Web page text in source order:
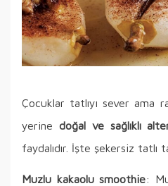
Çocuklar tatlıyı sever ama
yerine doğal ve sağlıklı
faydalıdır. İşte şekersiz tatlı
Muzlu kakaolu smoothie: